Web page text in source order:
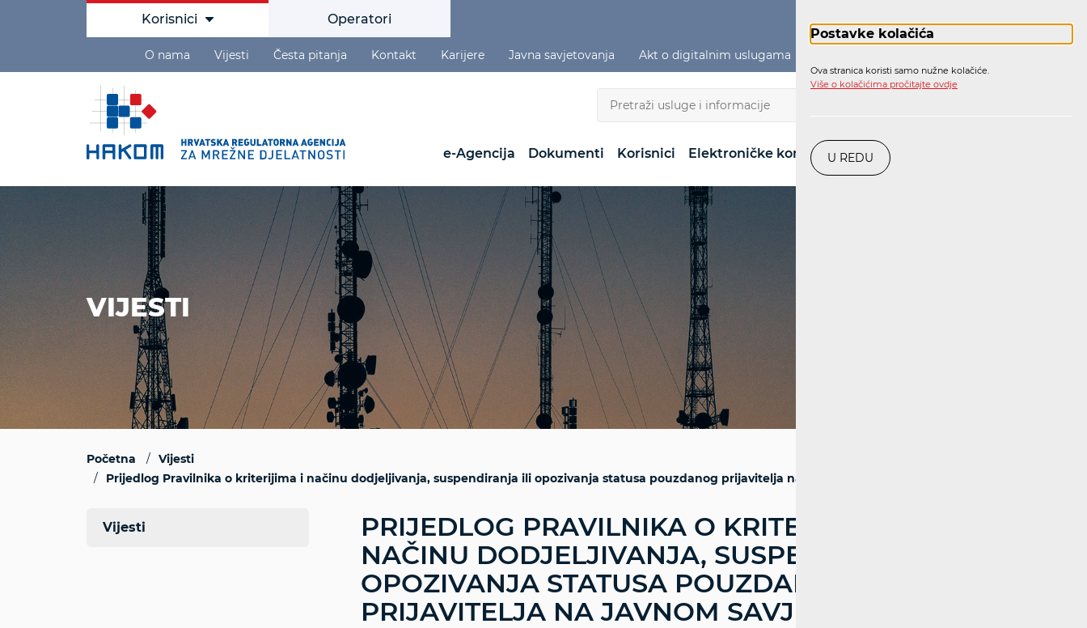
Postavke kolačića
Ova stranica koristi samo nužne kolačiće.
Više o kolačićima pročitajte ovdje
U REDU
Korisnici Operatori
O nama Vijesti Česta pitanja Kontakt Karijere Javna savjetovanja Akt o digitalnim uslugama
e-Agencija Dokumenti Korisnici Elektroničke komunikacije Pošta
VIJESTI
Početna
Vijesti
Prijedlog Pravilnika o kriterijima i načinu dodjeljivanja, suspendiranja ili opozivanja statusa pouzdanog prijavitelja na javnom savjetovanju
PRIJEDLOG PRAVILNIKA O KRITERIJIMA I
NAČINU DODJELJIVANJA, SUSPENDIRANJA ILI
OPOZIVANJA STATUSA POUZDANOG
PRIJAVITELJA NA JAVNOM SAVJETOVANJU
Vijesti